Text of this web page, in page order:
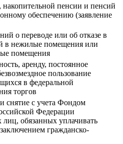
пенсии и пенсий
обеспечению (заявление
о переводе или об отказе в
в нежилые помещения или
помещения
аренду, постоянное
пользование
в федеральной
торгов
снятие с учета Фондом
Федерации
лиц, обязанных уплачивать
гражданско-